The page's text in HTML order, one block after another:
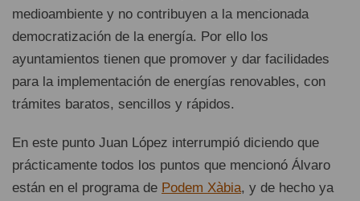
medioambiente y no contribuyen a la mencionada
democratización de la energía. Por ello los
ayuntamientos tienen que promover y dar facilidades
para la implementación de energías renovables, con
trámites baratos, sencillos y rápidos.
En este punto Juan López interrumpió diciendo que
prácticamente todos los puntos que mencionó Álvaro
están en el programa de Podem Xàbia, y de hecho ya